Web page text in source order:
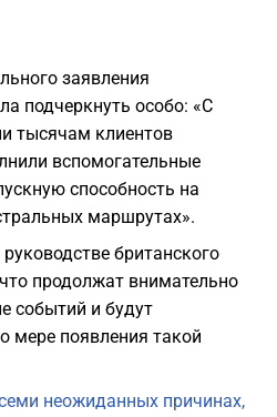
заявления
подчеркнуть особо: «С
тысячам клиентов
вспомогательные
способность на
маршрутах».
британского
продолжат внимательно
событий и будут
мере появления такой
неожиданных причинах,